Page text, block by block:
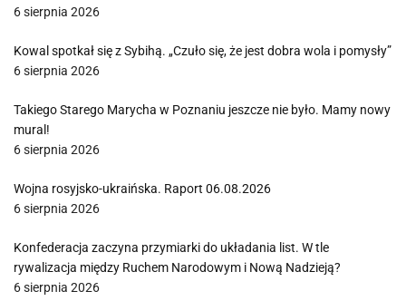
6 sierpnia 2026
Kowal spotkał się z Sybihą. „Czuło się, że jest dobra wola i pomysły”
6 sierpnia 2026
Takiego Starego Marycha w Poznaniu jeszcze nie było. Mamy nowy
mural!
6 sierpnia 2026
Wojna rosyjsko-ukraińska. Raport 06.08.2026
6 sierpnia 2026
Konfederacja zaczyna przymiarki do układania list. W tle
rywalizacja między Ruchem Narodowym i Nową Nadzieją?
6 sierpnia 2026